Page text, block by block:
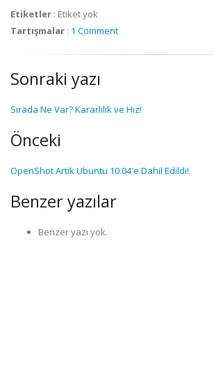
Etiketler : Etiket yok
Tartışmalar : 1 Comment
Sonraki yazı
Sırada Ne Var? Kararlılık ve Hız!
Önceki
OpenShot Artık Ubuntu 10.04'e Dahil Edildi!
Benzer yazılar
Benzer yazı yok.